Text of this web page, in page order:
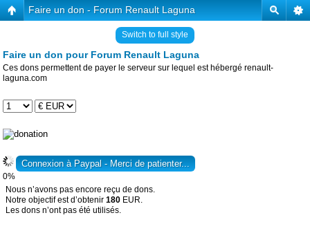
Faire un don - Forum Renault Laguna
Switch to full style
Faire un don pour Forum Renault Laguna
Ces dons permettent de payer le serveur sur lequel est hébergé renault-
laguna.com
0%
Nous n’avons pas encore reçu de dons.
Notre objectif est d’obtenir 180 EUR.
Les dons n’ont pas été utilisés.